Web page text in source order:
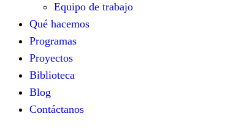
Equipo de trabajo
Qué hacemos
Programas
Proyectos
Biblioteca
Blog
Contáctanos